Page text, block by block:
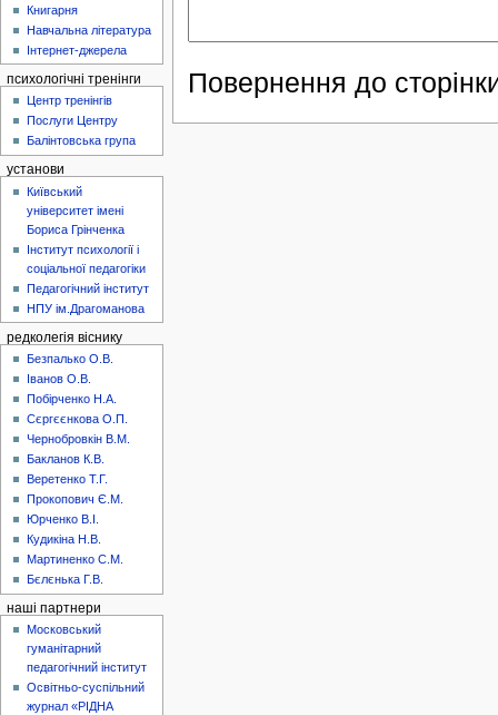
Повернення до
Книгарня
Навчальна література
Інтернет-джерела
психологічні тренінги
Центр тренінгів
Послуги Центру
Балінтовська група
установи
Київський
університет імені
Бориса Грінченка
Інститут психології і
соціальної педагогіки
Педагогічний інститут
НПУ ім.Драгоманова
редколегія віснику
Безпалько О.В.
Іванов О.В.
Побірченко Н.А.
Сєргєєнкова О.П.
Чернобровкін В.М.
Бакланов К.В.
Веретенко Т.Г.
Прокопович Є.М.
Юрченко В.І.
Кудикіна Н.В.
Мартиненко С.М.
Бєлєнька Г.В.
наші партнери
Московський
гуманітарний
педагогічний інститут
Освітньо-суспільний
журнал «РІДНА